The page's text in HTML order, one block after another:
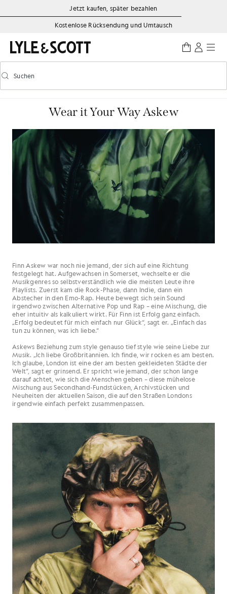
Zum Hauptinhalt springen
Informationen zur Barrierefreiheit
Jetzt kaufen, später bezahlen
Kostenlose Rücksendung und Umtausch
Vorausschauende Suche ein-/ausschalten
Suchen
Wear it Your Way Askew
Finn Askew war noch nie jemand, der sich auf eine Richtung
festgelegt hat. Aufgewachsen in Somerset, wechselte er die
Musikgenres so selbstverständlich wie die meisten Leute ihre
Playlists. Zuerst kam die Rock-Phase, dann Indie, dann ein
Abstecher in den Emo-Rap. Heute bewegt sich sein Sound
irgendwo zwischen Alternative Pop und Rap – eine Mischung, die
eher intuitiv als kalkuliert wirkt. Für Finn ist Erfolg ganz einfach.
„Erfolg bedeutet für mich einfach nur Glück“, sagt er. „Einfach das
tun zu können, was ich liebe.“
Askews Beziehung zum style genauso tief style wie seine Liebe zur
Musik. „Ich liebe Großbritannien. Ich finde, wir rocken es am besten.
Ich glaube, London ist eine der am besten gekleideten Städte der
Welt“, sagt er grinsend. Er spricht wie jemand, der schon lange
darauf achtet, wie sich die Menschen geben – diese mühelose
Mischung aus Secondhand-Fundstücken, Archivstücken und
Neuheiten der aktuellen Saison, die auf den Straßen Londons
irgendwie einfach perfekt zusammenpassen.